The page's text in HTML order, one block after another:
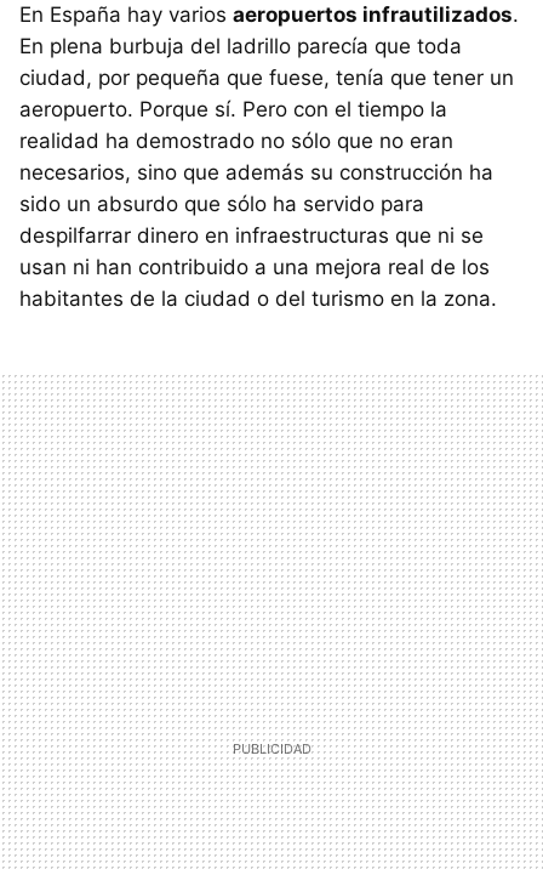
En España hay varios aeropuertos infrautilizados.
En plena burbuja del ladrillo parecía que toda
ciudad, por pequeña que fuese, tenía que tener un
aeropuerto. Porque sí. Pero con el tiempo la
realidad ha demostrado no sólo que no eran
necesarios, sino que además su construcción ha
sido un absurdo que sólo ha servido para
despilfarrar dinero en infraestructuras que ni se
usan ni han contribuido a una mejora real de los
habitantes de la ciudad o del turismo en la zona.